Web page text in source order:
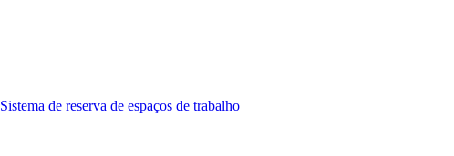
Sistema de reserva de espaços de trabalho